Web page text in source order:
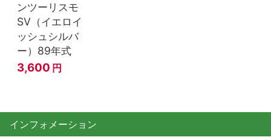
ンツーリスモ
SV（イエロイ
ッシュシルバ
ー）89年式
3,600 円
インフォメーション